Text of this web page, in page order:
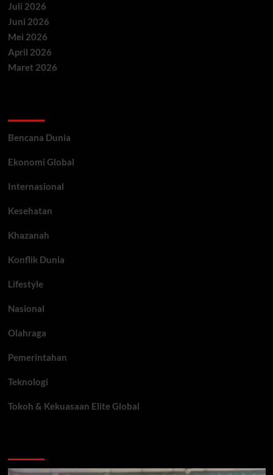
Juli 2026
Juni 2026
Mei 2026
April 2026
Maret 2026
Bencana Dunia
Ekonomi Global
Internasional
Kesehatan
Khazanah
Konflik Dunia
Lifestyle
Nasional
Olahraga
Pemerintahan
Teknologi
Tokoh & Kekuasaan Elite Global